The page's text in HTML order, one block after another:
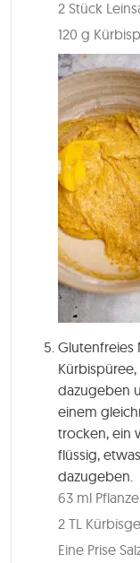
2 Stück
120 g
Glutenfreies
dazugeben
einem
trocken, ein
flüssig,
dazugeben.
63 ml
2 TL
Eine Prise